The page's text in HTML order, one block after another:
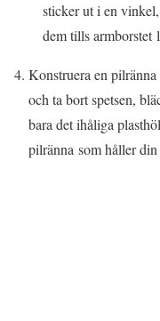
sticker ut i en
dem tills armborstet
Konstruera en
och ta bort spetsen,
bara det ihåliga
pilränna som håller